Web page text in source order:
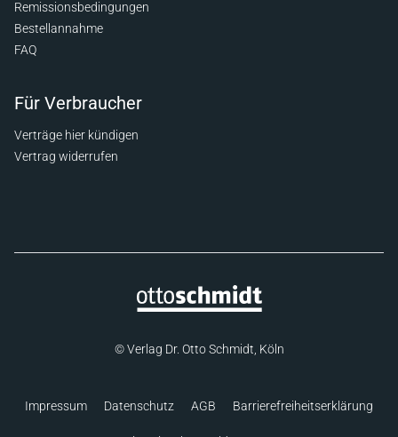
Remissionsbedingungen
Bestellannahme
FAQ
Für Verbraucher
Verträge hier kündigen
Vertrag widerrufen
© Verlag Dr. Otto Schmidt, Köln
Impressum Datenschutz AGB Barrierefreiheitserklärung